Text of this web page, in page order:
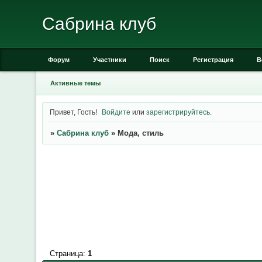
Сабрина клуб
Форум Участники Поиск Регистрация
Активные темы
Привет, Гость! Войдите илизарегистрируйтесь
» Сабрина клуб » Мода, стиль
Страница: 1